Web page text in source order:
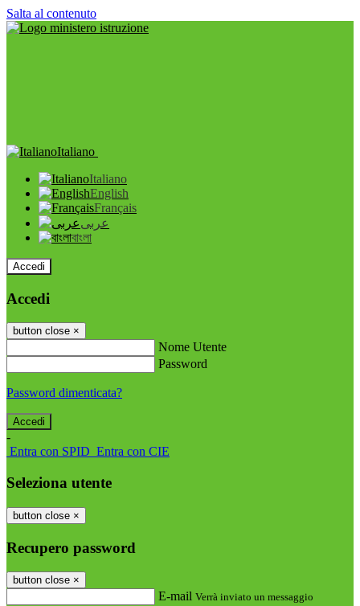
Salta al contenuto
Italiano
Italiano
English
Français
عربى
বাংলা
Accedi
Accedi
button close ×
Nome Utente
Password
Password dimenticata?
-
Entra con SPID Entra con CIE
Seleziona utente
button close ×
Recupero password
button close ×
E-mail Verrà inviato un messaggio